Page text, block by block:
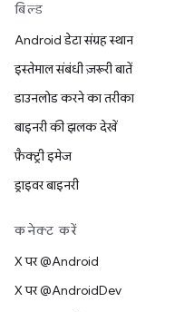
बिल्ड
Android डेटा संग्रह स्थान
इस्तेमाल संबंधी ज़रूरी बातें
डाउनलोड करने का तरीका
बाइनरी की झलक देखें
फ़ैक्ट्री इमेज
ड्राइवर बाइनरी
कनेक्ट करें
X पर @Android
X पर @AndroidDev